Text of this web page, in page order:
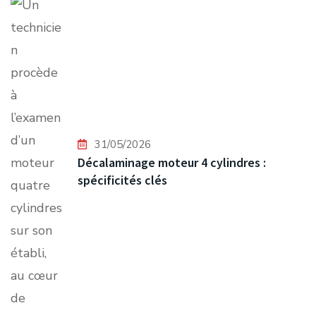
31/05/2026
Décalaminage moteur 4 cylindres :
spécificités clés